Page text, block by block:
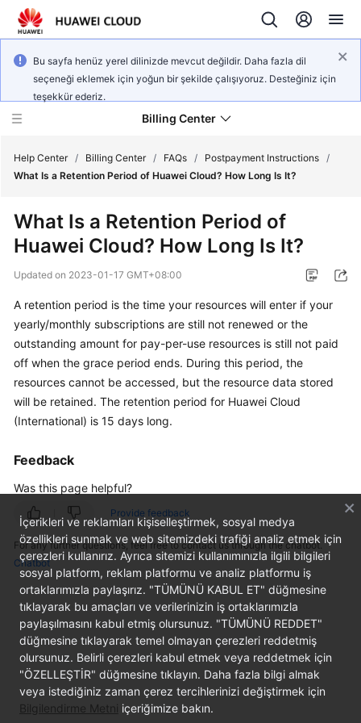
Bu sayfa henüz yerel dilinizde mevcut değildir. Daha fazla dil
seçeneği eklemek için yoğun bir şekilde çalışıyoruz. Desteğiniz için
teşekkür ederiz.
Billing Center
New
Guide
Best
Practices
Reference
FAQs
Reference
Glossary
Shared
Responsibilities
Service
Level
Agreement
White
Papers
Help Center / Billing Center / FAQs / Postpayment Instructions /
What Is a Retention Period of Huawei Cloud? How Long Is It?
What Is a Retention Period of
Huawei Cloud? How Long Is It?
Updated on 2023-01-17 GMT+08:00
A retention period is the time your resources will enter if your
yearly/monthly subscriptions are still not renewed or the
outstanding amount for pay-per-use resources is still not paid
off when the grace period ends. During this period, the
resources cannot be accessed, but the resource data stored
will be retained. The retention period for Huawei Cloud
(International) is 15 days long.
Feedback
Was this page helpful?
Provide feedback
For any further questions, feel free to contact us through the chatbot.
Chatbot
İçerikleri ve reklamları kişiselleştirmek, sosyal medya
özellikleri sunmak ve web sitemizdeki trafiği analiz etmek için
çerezleri kullanırız. Ayrıca sitemizi kullanımınızla ilgili bilgileri
sosyal platform, reklam platformu ve analiz platformu iş
ortaklarımızla paylaşırız. "TÜMÜNÜ KABUL ET" düğmesine
tıklayarak bu amaçları ve verilerinizin iş ortaklarımızla
paylaşılmasını kabul etmiş olursunuz. "TÜMÜNÜ REDDET"
düğmesine tıklayarak temel olmayan çerezleri reddetmiş
olursunuz. Belirli çerezleri kabul etmek veya reddetmek için
"ÖZELLEŞTİR" düğmesine tıklayın. Daha fazla bilgi almak
veya istediğiniz zaman çerez tercihlerinizi değiştirmek için
Bilgilendirme Metni içeriğimize bakın.